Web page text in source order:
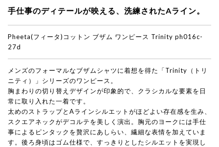
手仕事のディテールが映える、洗練されたAライン。
Pheeta(フィータ) コットン ブザム ワンピース Trinity ph016c-
27d
メンズのフォーマルなブザムシャツに着想を得た「Trinity（トリ
ニティ）」シリーズのワンピース。
胸まわりの切り替えデザインが印象的で、クラシカルな要素を日
常に取り入れた一着です。
太めのストラップとAラインシルエットがほどよい存在感を生み、
スクエアネックがデコルテを美しく演出。胸元のヨークには手仕
事によるピンタックを贅沢にあしらい、繊細な表情を加えていま
す。後ろ身頃はゴム仕様で、すっきりとしたシルエットを実現し